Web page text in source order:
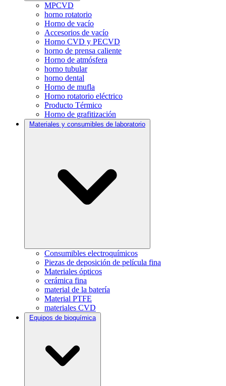
MPCVD
horno rotatorio
Horno de vacío
Accesorios de vacío
Horno CVD y PECVD
horno de prensa caliente
Horno de atmósfera
horno tubular
horno dental
Horno de mufla
Horno rotatorio eléctrico
Producto Térmico
Horno de grafitización
Materiales y consumibles de laboratorio
Consumibles electroquímicos
Piezas de deposición de película fina
Materiales ópticos
cerámica fina
material de la batería
Material PTFE
materiales CVD
Equipos de bioquímica